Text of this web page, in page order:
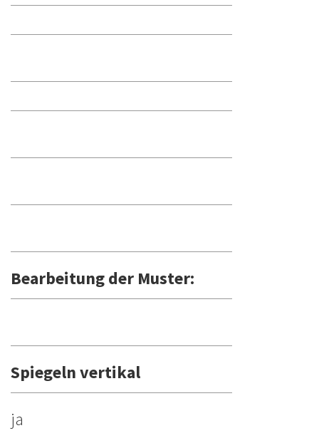
Bearbeitung der Muster:
Spiegeln vertikal
ja